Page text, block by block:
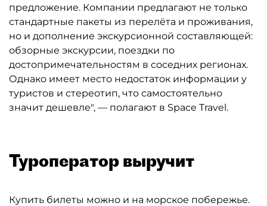
предложение. Компании предлагают не только
стандартные пакеты из перелёта и проживания,
но и дополнение экскурсионной составляющей:
обзорные экскурсии, поездки по
достопримечательностям в соседних регионах.
Однако имеет место недостаток информации у
туристов и стереотип, что самостоятельно
значит дешевле", — полагают в Space Travel.
Туроператор выручит
Купить билеты можно и на морское побережье.